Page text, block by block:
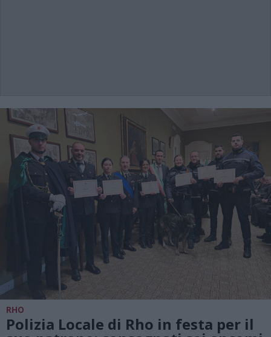
RHO
Polizia Locale di Rho in festa per il